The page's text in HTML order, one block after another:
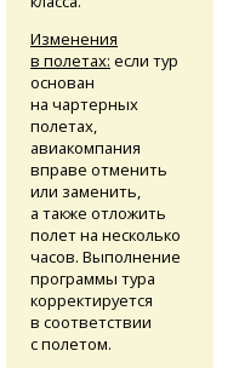
Изменения
в полетах: если тур
основан
на чартерных
полетах,
авиакомпания
вправе отменить
или заменить,
а также отложить
полет на несколько
часов. Выполнение
программы тура
корректируется
в соответствии
с полетом.